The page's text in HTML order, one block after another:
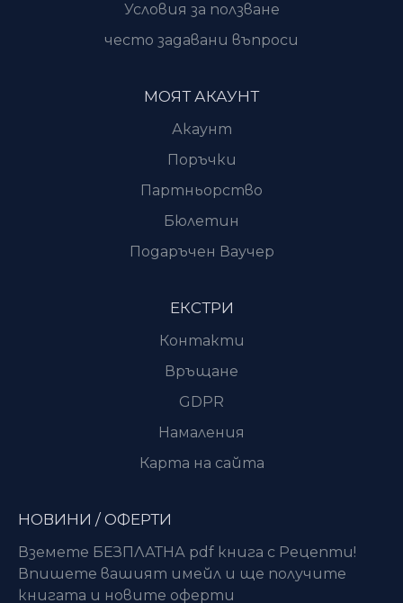
Условия за ползване
често задавани въпроси
МОЯТ АКАУНТ
Акаунт
Поръчки
Партньорство
Бюлетин
Подаръчен Ваучер
ЕКСТРИ
Контакти
Връщане
GDPR
Намаления
Карта на сайта
НОВИНИ / ОФЕРТИ
Вземете БЕЗПЛАТНА pdf книга с Рецепти!
Впишете вашият имейл и ще получите
книгата и новите оферти